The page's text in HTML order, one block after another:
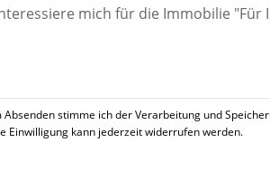
Absenden stimme ich der Verarbeitung und
Einwilligung kann jederzeit widerrufen werden.